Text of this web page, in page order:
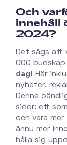
Och
innehåll
2024?
Det sägs att
000 budskap
dag! Här
nyheter,
Denna
sidor: ett
och vara
ännu mer
hålla sig